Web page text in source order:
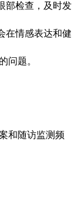
部检查，及时发
在情感表达和健
问题。
和随访监测频